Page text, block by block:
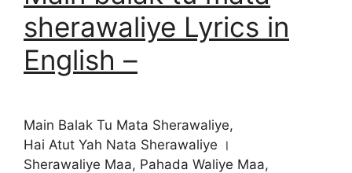
sherawaliye Lyrics in
English –
Main Balak Tu Mata Sherawaliye,
Hai Atut Yah Nata Sherawaliye ।
Sherawaliye Maa, Pahada Waliye Maa,